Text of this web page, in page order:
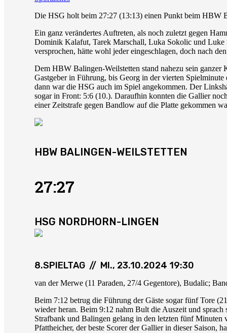
Die HSG holt beim 27:27 (13:13) einen Punkt beim HBW
Ein ganz verändertes Auftreten, als noch zuletzt gegen
Dominik Kalafut, Tarek Marschall, Luka Sokolic und Luke
versprochen, hätte wohl jeder eingeschlagen, doch nach
Dem HBW Balingen-Weilstetten stand nahezu sein
Gastgeber in Führung, bis Georg in der vierten
dann war die HSG auch im Spiel angekommen. Der
sogar in Front: 5:6 (10.). Daraufhin konnten die Gallier
einer Zeitstrafe gegen Bandlow auf die Platte gekommen
HBW BALINGEN-WEILSTETTEN
27:27
HSG NORDHORN-LINGEN
8.SPIELTAG // MI., 23.10.2024 19:30
van der Merwe (11 Paraden, 27/4 Gegentore), Budalic;
Beim 7:12 betrug die Führung der Gäste sogar fünf Tore
wieder heran. Beim 9:12 nahm Bult die Auszeit und
Strafbank und Balingen gelang in den letzten fünf Minuten
Pfattheicher, der beste Scorer der Gallier in dieser Saison,